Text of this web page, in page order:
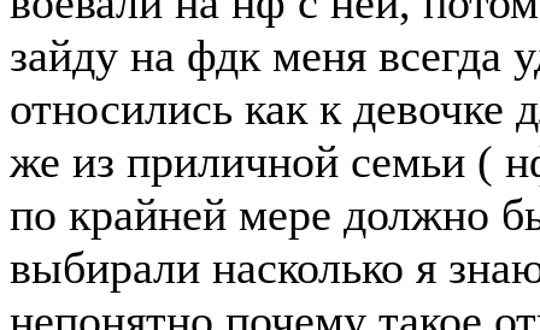
зайду на фдк меня всегда
относились как к девочке
же из приличной семьи (
по крайней мере должно
выбирали насколько я
непонятно почему такое